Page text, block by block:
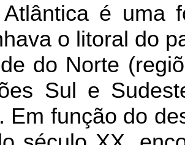
é uma
o litoral do
do Norte
Sul e
Em função do